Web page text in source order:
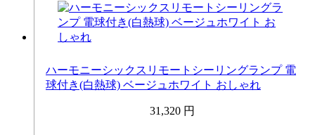
ハーモニーシックスリモートシーリングランプ 電
球付き(白熱球) ベージュホワイト おしゃれ
31,320 円